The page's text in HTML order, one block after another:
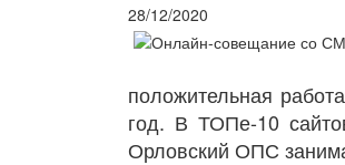
28/12/2020
положительная
год. В ТОПе-10
Орловский ОПС